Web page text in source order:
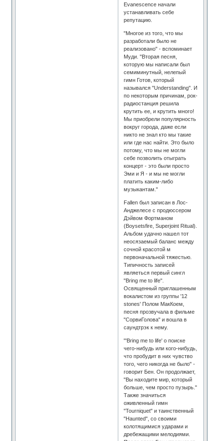
Evanescence начали
устанавливать себе
репутацию.
"Многое из того, что мы
разработали было не
реализовано" - вспоминает
Муди. "Вторая песня,
которую мы написали был
семиминутный, нелепый
гимн Готов, который
назывался "Understanding". И
по некоторым причинам, рок-
радиостанция решила
крутить ее, и крутить много!
Мы приобрели популярность
вокруг города, даже если
никто не знал кто мы такие
или где нас найти. Это было
потому, что мы не могли
себе позволить отыграть
концерт - это были просто
Эми и Я - и мы не могли
платить каким-либо
музыкантам."
Fallen был записан в Лос-
Анджелесе с продюссером
Дэйвом Фортманом
(Boysetsfire, Superjoint Ritual).
Альбом удачно нашел тот
неосязаемый баланс между
сочной красотой м
первоначальной тяжестью.
Типичность записей
являеться первый сингл
"Bring me to life".
Освященный приглашенным
вокалистом из группы '12
stones' Полом МакКоем,
песня прозвучала в фильме
"СорвиГолова" и вошла в
саундтрэк к нему.
"'Bring me to life' о поиске
чего-нибудь или кого-нибудь,
что пробудит в них чувство
того, чего никогда не было" -
говорит Бен. Он продолжает,
"Вы находите мир, который
больше, чем просто пузырь."
Также значиться
оживленный гимн
"Tourniquet" и таинственный
"Haunted", со своими
колотящимися ударами и
дребежащими мелодиями.